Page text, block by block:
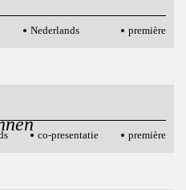
Nederlands première
co-presentatie première